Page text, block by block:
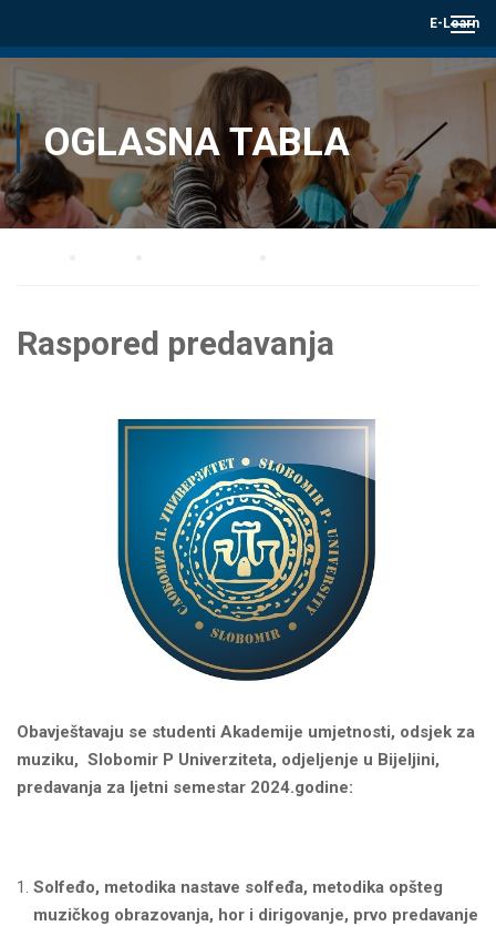
E-Learn
OGLASNA TABLA
Raspored predavanja
Obavještavaju se studenti Akademije umjetnosti, odsjek za
muziku, Slobomir P Univerziteta, odjeljenje u Bijeljini,
predavanja za ljetni semestar 2024.godine:
Solfeđo, metodika nastave solfeđa, metodika opšteg
muzičkog obrazovanja, hor i dirigovanje, prvo predavanje